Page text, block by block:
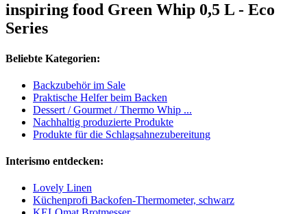
inspiring food Green Whip 0,5 L - Eco
Series
Beliebte Kategorien:
Backzubehör im Sale
Praktische Helfer beim Backen
Dessert / Gourmet / Thermo Whip ...
Nachhaltig produzierte Produkte
Produkte für die Schlagsahnezubereitung
Interismo entdecken:
Lovely Linen
Küchenprofi Backofen-Thermometer, schwarz